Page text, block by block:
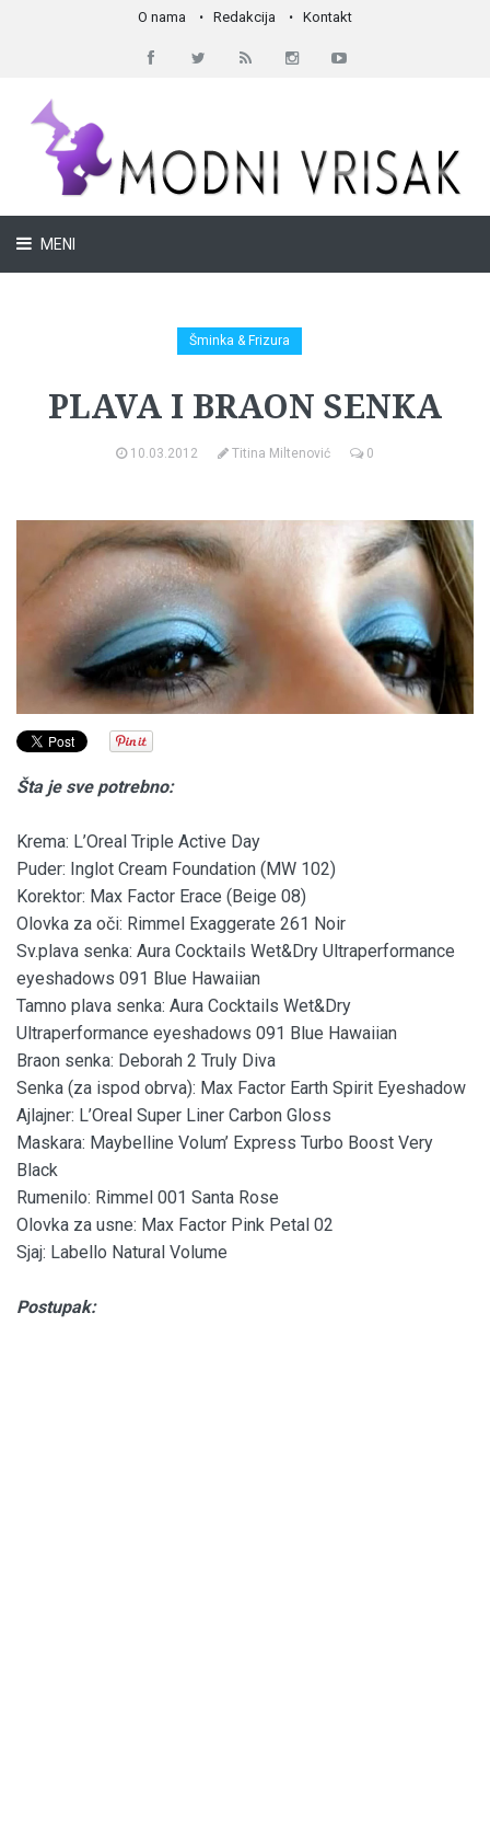
O nama Redakcija Kontakt
MENI
Šminka & Frizura
PLAVA I BRAON SENKA
10.03.2012 Titina Miltenović 0
Šta je sve potrebno:
Krema: L’Oreal Triple Active Day
Puder: Inglot Cream Foundation (MW 102)
Korektor: Max Factor Erace (Beige 08)
Olovka za oči: Rimmel Exaggerate 261 Noir
Sv.plava senka: Aura Cocktails Wet&Dry Ultraperformance
eyeshadows 091 Blue Hawaiian
Tamno plava senka: Aura Cocktails Wet&Dry
Ultraperformance eyeshadows 091 Blue Hawaiian
Braon senka: Deborah 2 Truly Diva
Senka (za ispod obrva): Max Factor Earth Spirit Eyeshadow
Ajlajner: L’Oreal Super Liner Carbon Gloss
Maskara: Maybelline Volum’ Express Turbo Boost Very
Black
Rumenilo: Rimmel 001 Santa Rose
Olovka za usne: Max Factor Pink Petal 02
Sjaj: Labello Natural Volume
Postupak: